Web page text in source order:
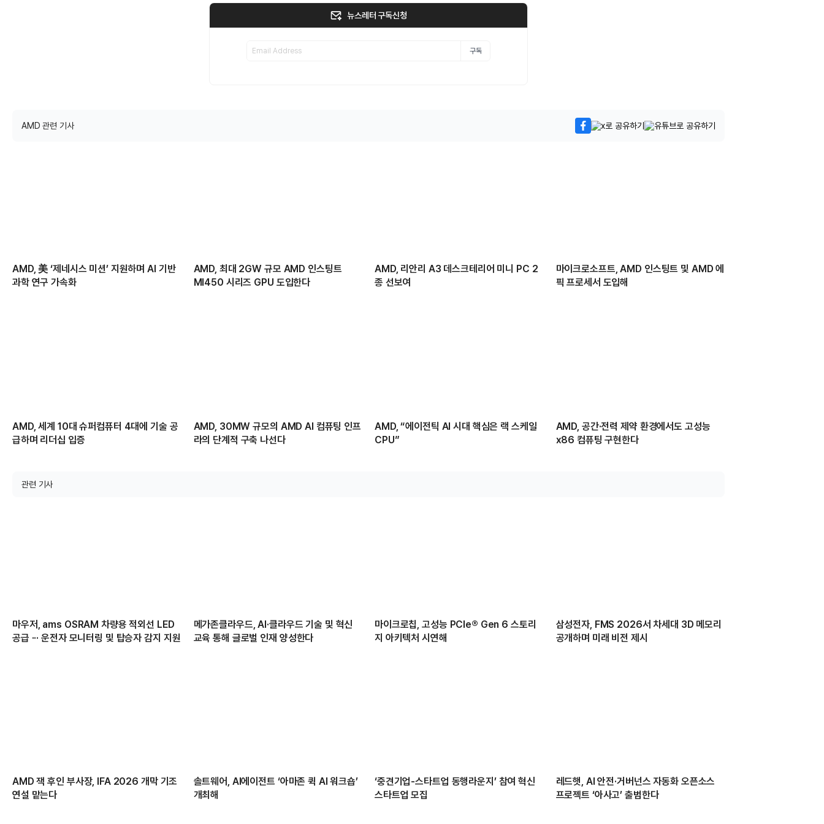
뉴스레터 구독신청
구독
AMD 관련 기사
AMD, 美 ‘제네시스 미션’ 지원하며 AI 기반
과학 연구 가속화
AMD, 최대 2GW 규모 AMD 인스팅트
MI450 시리즈 GPU 도입한다
AMD, 리안리 A3 데스크테리어 미니 PC 2
종 선보여
마이크로소프트, AMD 인스팅트 및 AMD 에
픽 프로세서 도입해
AMD, 세계 10대 슈퍼컴퓨터 4대에 기술 공
급하며 리더십 입증
AMD, 30MW 규모의 AMD AI 컴퓨팅 인프
라의 단계적 구축 나선다
AMD, “에이전틱 AI 시대 핵심은 랙 스케일
CPU”
AMD, 공간·전력 제약 환경에서도 고성능
x86 컴퓨팅 구현한다
관련 기사
마우저, ams OSRAM 차량용 적외선 LED
공급 ··· 운전자 모니터링 및 탑승자 감지 지원
메가존클라우드, AI·클라우드 기술 및 혁신
교육 통해 글로벌 인재 양성한다
마이크로칩, 고성능 PCIe® Gen 6 스토리
지 아키텍처 시연해
삼성전자, FMS 2026서 차세대 3D 메모리
공개하며 미래 비전 제시
AMD 잭 후인 부사장, IFA 2026 개막 기조
연설 맡는다
솔트웨어, AI에이전트 ‘아마존 퀵 AI 워크숍’
개최해
‘중견기업-스타트업 동행라운지’ 참여 혁신
스타트업 모집
레드햇, AI 안전·거버넌스 자동화 오픈소스
프로젝트 ‘아사고’ 출범한다